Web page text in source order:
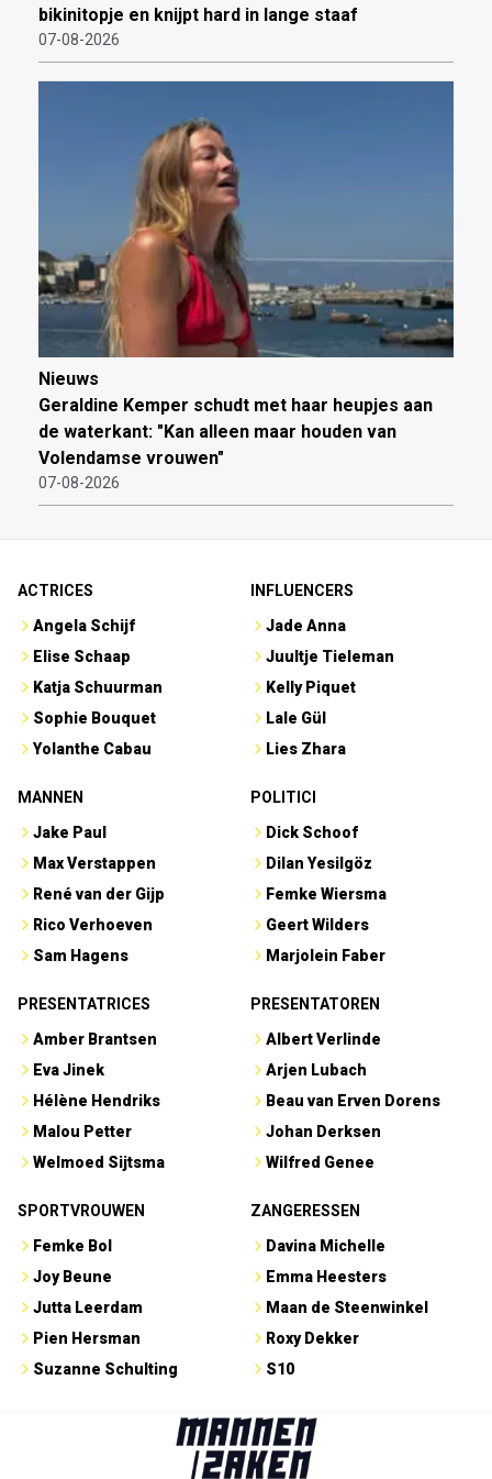
bikinitopje en knijpt hard in lange staaf
07-08-2026
Nieuws
Geraldine Kemper schudt met haar heupjes aan
de waterkant: "Kan alleen maar houden van
Volendamse vrouwen"
07-08-2026
ACTRICES
Angela Schijf
Elise Schaap
Katja Schuurman
Sophie Bouquet
Yolanthe Cabau
INFLUENCERS
Jade Anna
Juultje Tieleman
Kelly Piquet
Lale Gül
Lies Zhara
MANNEN
Jake Paul
Max Verstappen
René van der Gijp
Rico Verhoeven
Sam Hagens
POLITICI
Dick Schoof
Dilan Yesilgöz
Femke Wiersma
Geert Wilders
Marjolein Faber
PRESENTATRICES
Amber Brantsen
Eva Jinek
Hélène Hendriks
Malou Petter
Welmoed Sijtsma
PRESENTATOREN
Albert Verlinde
Arjen Lubach
Beau van Erven Dorens
Johan Derksen
Wilfred Genee
SPORTVROUWEN
Femke Bol
Joy Beune
Jutta Leerdam
Pien Hersman
Suzanne Schulting
ZANGERESSEN
Davina Michelle
Emma Heesters
Maan de Steenwinkel
Roxy Dekker
S10